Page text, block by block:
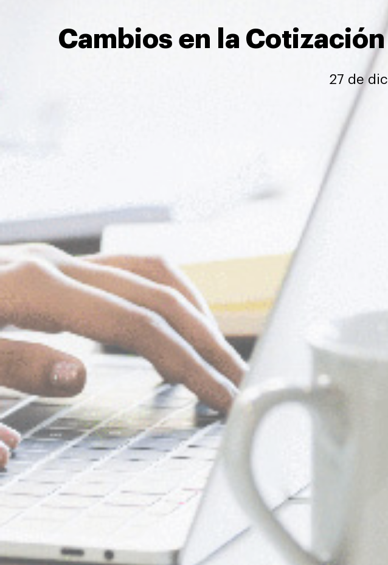
Cambios en la
27 de